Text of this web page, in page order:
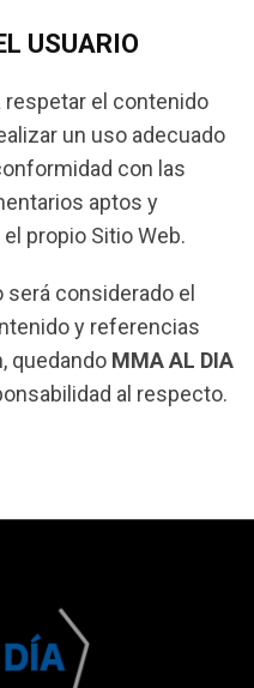
USUARIO
el contenido
un uso adecuado
con las
aptos y
propio Sitio Web.
será considerado el
y referencias
quedando MMA AL DIA
al respecto.